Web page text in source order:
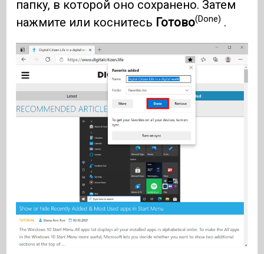
папку, в которой оно сохранено. Затем
нажмите или коснитесь Готово(Done) .